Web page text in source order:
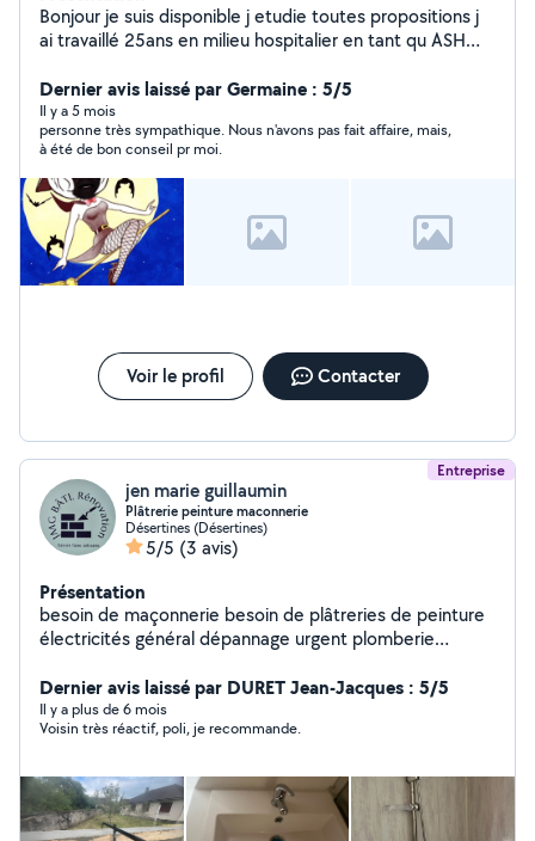
Bonjour je suis disponible j etudie toutes propositions j
ai travaillé 25ans en milieu hospitalier en tant qu ASH
des collèges pour ménage et cuisine préparation des
repas j ai le sens du contacte de l ecoute garde d
enfants aussi si vous avez besoin soiree journee à l
écoute disponible dans l heure sur montlucon et
alentours je suis une personne sérieuse et j ai de l
expérience et je suis à l écoute de vos démarches
Dernier avis laissé par Germaine : 5/5
Il y a 5 mois
personne très sympathique. Nous n'avons pas fait affaire, mais,
à été de bon conseil pr moi.
Voir le profil Contacter
Entreprise
jen marie guillaumin
Plâtrerie peinture maconnerie
Désertines (Désertines)
5/5 (3 avis)
Présentation
besoin de maçonnerie besoin de plâtreries de peinture
électricités général dépannage urgent plomberie
faites confiance JM BATI RENOVATION 03 sera
répondre a vos besoins .
Dernier avis laissé par DURET Jean-Jacques : 5/5
Il y a plus de 6 mois
Voisin très réactif, poli, je recommande.